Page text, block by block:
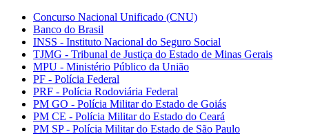
Concurso Nacional Unificado (CNU)
Banco do Brasil
INSS - Instituto Nacional do Seguro Social
TJMG - Tribunal de Justiça do Estado de Minas Gerais
MPU - Ministério Público da União
PF - Polícia Federal
PRF - Polícia Rodoviária Federal
PM GO - Polícia Militar do Estado de Goiás
PM CE - Polícia Militar do Estado do Ceará
PM SP - Polícia Militar do Estado de São Paulo